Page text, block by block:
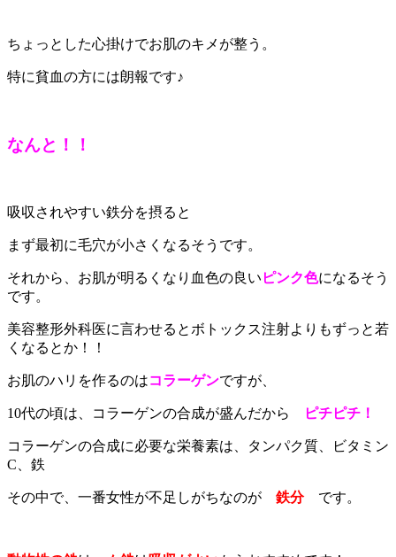
ちょっとした心掛けでお肌のキメが整う。
特に貧血の方には朗報です♪
なんと！！
吸収されやすい鉄分を摂ると
まず最初に毛穴が小さくなるそうです。
それから、お肌が明るくなり血色の良い ピンク色になるそう
です。
美容整形外科医に言わせるとボトックス注射よりもずっと若
くなるとか！！
お肌のハリを作るのはコラーゲンですが、
10代の頃は、コラーゲンの合成が盛んだから ピチピチ！
コラーゲンの合成に必要な栄養素は、タンパク質、ビタミン
C、鉄
その中で、一番女性が不足しがちなのが 鉄分です。